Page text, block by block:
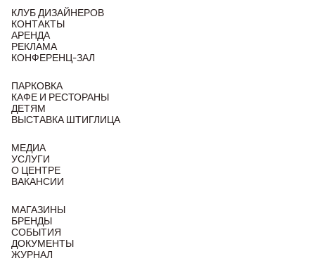
КЛУБ ДИЗАЙНЕРОВ
КОНТАКТЫ
АРЕНДА
РЕКЛАМА
КОНФЕРЕНЦ-ЗАЛ
ПАРКОВКА
КАФЕ И РЕСТОРАНЫ
ДЕТЯМ
ВЫСТАВКА ШТИГЛИЦА
МЕДИА
УСЛУГИ
О ЦЕНТРЕ
ВАКАНСИИ
МАГАЗИНЫ
БРЕНДЫ
СОБЫТИЯ
ДОКУМЕНТЫ
ЖУРНАЛ